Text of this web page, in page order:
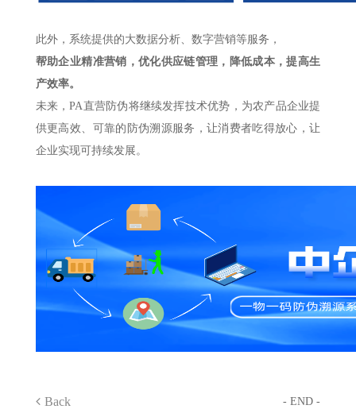
此外，系统提供的大数据分析、数字营销等服务，
帮助企业精准营销，优化供应链管理，降低成本，提高生
产效率。
未来，PA直营防伪将继续发挥技术优势，为农产品企业提
供更高效、可靠的防伪溯源服务，让消费者吃得放心，让
企业实现可持续发展。
Back - END -